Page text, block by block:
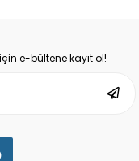
e-bültene kayıt ol!